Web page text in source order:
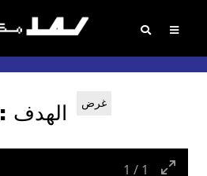
الهدف : 663 (ص 21) غرض
1 / 1